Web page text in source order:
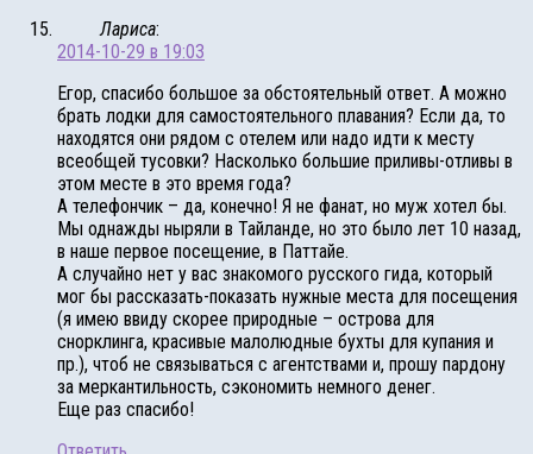
Лариса:
2014-10-29 в 19:03
Егор, спасибо большое за обстоятельный ответ. А можно
брать лодки для самостоятельного плавания? Если да, то
находятся они рядом с отелем или надо идти к месту
всеобщей тусовки? Насколько большие приливы-отливы в
этом месте в это время года?
А телефончик – да, конечно! Я не фанат, но муж хотел бы.
Мы однажды ныряли в Тайланде, но это было лет 10 назад,
в наше первое посещение, в Паттайе.
А случайно нет у вас знакомого русского гида, который
мог бы рассказать-показать нужные места для посещения
(я имею ввиду скорее природные – острова для
снорклинга, красивые малолюдные бухты для купания и
пр.), чтоб не связываться с агентствами и, прошу пардону
за меркантильность, сэкономить немного денег.
Еще раз спасибо!